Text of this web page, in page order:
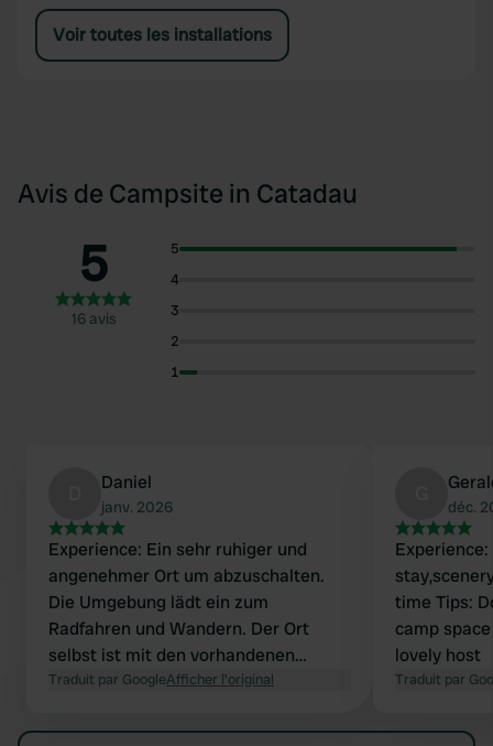
Voir toutes les installations
Avis de Campsite in Catadau
5
16 avis
5
4
3
2
1
Daniel
janv. 2026
Experience: Ein sehr ruhiger und
angenehmer Ort um abzuschalten.
Die Umgebung lädt ein zum
Radfahren und Wandern. Der Ort
selbst ist mit den vorhandenen
Sanitärmöglichkeiten ausreichend
gefühlt. Tips: Alles wunderbar, die
Traduit par GoogleAfficher l'original
déc.
time Tips: Don’t follow navigation on
camp space Contact: Marta
lovely host
Traduit par